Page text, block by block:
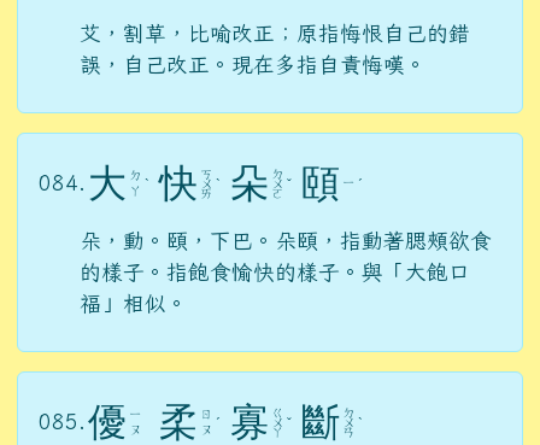
艾，割草，比喻改正；原指悔恨自己的錯
誤，自己改正。現在多指自責悔嘆。
084. 大 ㄉ
ㄚ ˋ 快 ㄎ
ㄨ
ㄞ
ˋ 朵 ㄉ
ㄨ
ㄛ
ˇ 頤 ㄧ ˊ
朵，動。頤，下巴。朵頤，指動著腮頰欲食
的樣子。指飽食愉快的樣子。與「大飽口
福」相似。
085. 優 ㄧ
ㄡ
柔 ㄖ
ㄡ ˊ 寡 ㄍ
ㄨ
ㄚ
ˇ 斷 ㄉ
ㄨ
ㄢ
ˋ